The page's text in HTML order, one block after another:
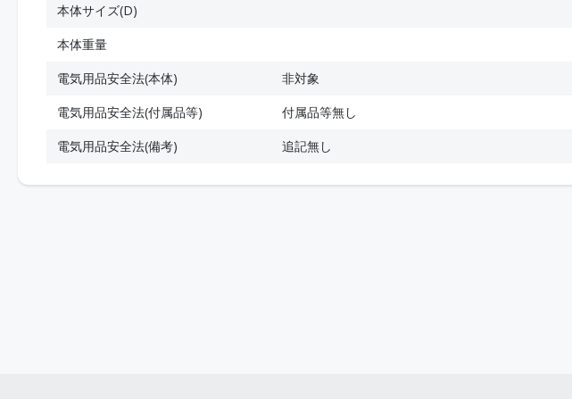
本体サイズ(D)
本体重量
電気用品安全法(本体)
非対象
電気用品安全法(付属品等)
付属品等無し
電気用品安全法(備考)
追記無し